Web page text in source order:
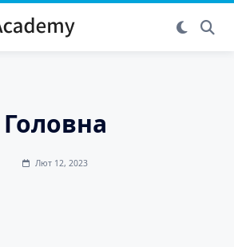
Головна
Лют 12, 2023